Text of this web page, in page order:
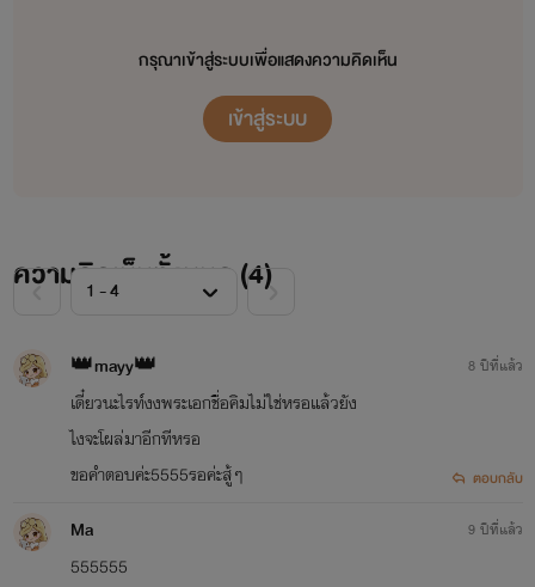
คนนึงคิดเกินเพื่อน แต่อีกคนคิดแค่เพื่อน
JUST FRIEND เป็นได้แค่เพื่อน
นาน5555
กรุณาเข้าสู่ระบบเพื่อแสดงความคิดเห็น
เข้าสู่ระบบ
ความคิดเห็นทั้งหมด (4)
👑mayy👑
เดี๋ยวนะไรท์งงพระเอกชื่อคิมไม่ใช่หรอแล้วยัง
ไงจะโผล่มาอีกทีหรอ
ขอคำตอบค่ะ5555รอค่ะสู้ๆ
8 ปีที่แล้ว
ตอบกลับ
Ma
555555
9 ปีที่แล้ว